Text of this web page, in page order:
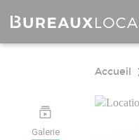
Galerie
Accueil